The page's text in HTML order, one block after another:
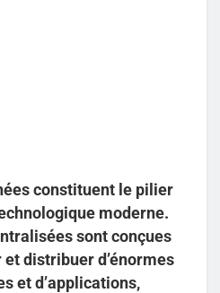
constituent le pilier
moderne.
sont conçues
distribuer d’énormes
et d’applications,